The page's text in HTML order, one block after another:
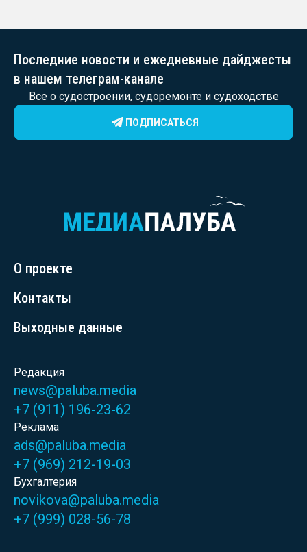
Последние новости и ежедневные дайджесты
в нашем телеграм-канале
Все о судостроении, судоремонте и судоходстве
ПОДПИСАТЬСЯ
О проекте
Контакты
Выходные данные
Редакция
news@paluba.media
+7 (911) 196-23-62
Реклама
ads@paluba.media
+7 (969) 212-19-03
Бухгалтерия
novikova@paluba.media
+7 (999) 028-56-78